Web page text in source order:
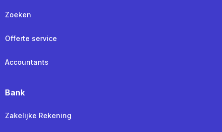
Zoeken
Offerte service
Accountants
Bank
Zakelijke Rekening